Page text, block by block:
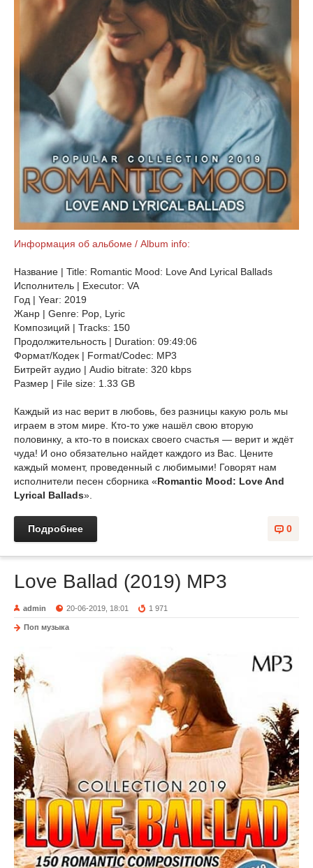
Информация об альбоме / Album info:
Название | Title: Romantic Mood: Love And Lyrical Ballads
Исполнитель | Executor: VA
Год | Year: 2019
Жанр | Genre: Pop, Lyric
Композиций | Tracks: 150
Продолжительность | Duration: 09:49:06
Формат/Кодек | Format/Codec: MP3
Битрейт аудио | Audio bitrate: 320 kbps
Размер | File size: 1.33 GB
Каждый из нас верит в любовь, без разницы какую роль мы
играем в этом мире. Кто-то уже нашёл свою вторую
половинку, а кто-то в поисках своего счастья — верит и ждёт
чуда! И оно обязательно найдет каждого из Вас. Цените
каждый момент, проведенный с любимыми! Говорят нам
исполнители песен сборника «Romantic Mood: Love And
Lyrical Ballads».
0
Подробнее
Love Ballad (2019) MP3
admin 20-06-2019, 18:01 1 971
Поп музыка